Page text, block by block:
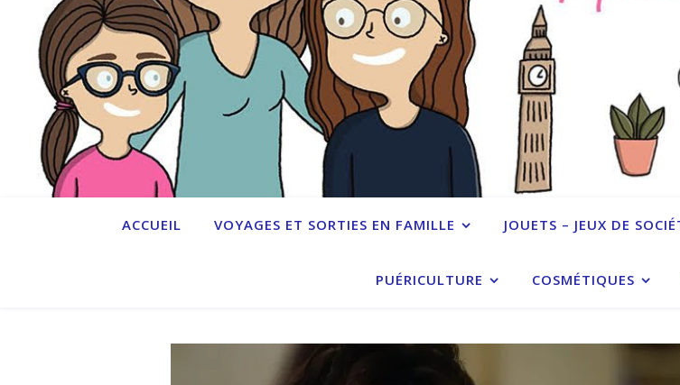
ACCUEIL VOYAGES ET SORTIES EN FAMILLE JOUETS – JEUX DE
PUÉRICULTURE COSMÉTIQUES